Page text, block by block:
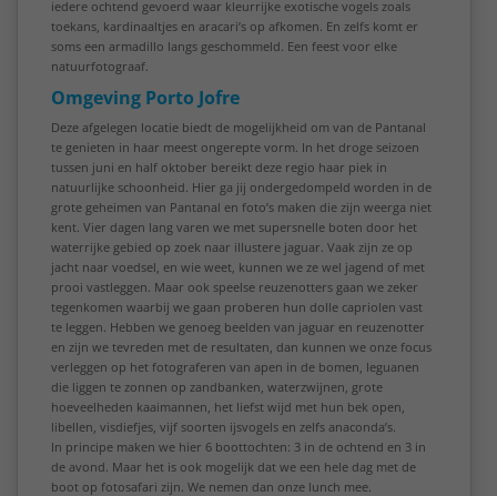
iedere ochtend gevoerd waar kleurrijke exotische vogels zoals
toekans, kardinaaltjes en aracari’s op afkomen. En zelfs komt er
soms een armadillo langs geschommeld. Een feest voor elke
natuurfotograaf.
Omgeving Porto Jofre
Deze afgelegen locatie biedt de mogelijkheid om van de Pantanal
te genieten in haar meest ongerepte vorm. In het droge seizoen
tussen juni en half oktober bereikt deze regio haar piek in
natuurlijke schoonheid. Hier ga jij ondergedompeld worden in de
grote geheimen van Pantanal en foto’s maken die zijn weerga niet
kent. Vier dagen lang varen we met supersnelle boten door het
waterrijke gebied op zoek naar illustere jaguar. Vaak zijn ze op
jacht naar voedsel, en wie weet, kunnen we ze wel jagend of met
prooi vastleggen. Maar ook speelse reuzenotters gaan we zeker
tegenkomen waarbij we gaan proberen hun dolle capriolen vast
te leggen. Hebben we genoeg beelden van jaguar en reuzenotter
en zijn we tevreden met de resultaten, dan kunnen we onze focus
verleggen op het fotograferen van apen in de bomen, leguanen
die liggen te zonnen op zandbanken, waterzwijnen, grote
hoeveelheden kaaimannen, het liefst wijd met hun bek open,
libellen, visdiefjes, vijf soorten ijsvogels en zelfs anaconda’s.
In principe maken we hier 6 boottochten: 3 in de ochtend en 3 in
de avond. Maar het is ook mogelijk dat we een hele dag met de
boot op fotosafari zijn. We nemen dan onze lunch mee.